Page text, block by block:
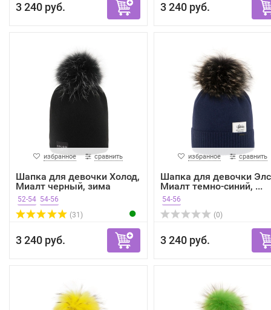
3 240 руб. 3 240 руб.
избранное сравнить
Шапка для девочки Холод,
Миалт черный, зима
52-54 54-56
(31)
3 240 руб.
избранное сравнить
Шапка для девочки
Миалт темно-синий, ...
54-56
(0)
3 240 руб.